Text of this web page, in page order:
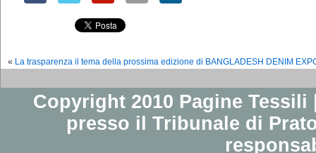
« La trasparenza il tema della prossima edizione di BANGLADESH DENIM
Copyright 2010 Pagine
presso il Tribunale di